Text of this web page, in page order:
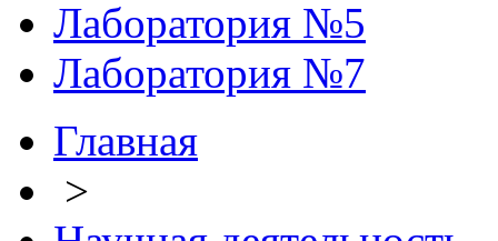
Лаборатория №5
Лаборатория №7
Главная
>